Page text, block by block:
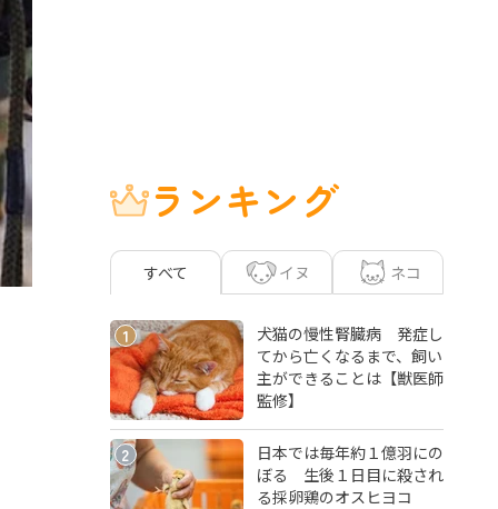
ランキング
すべて イヌ ネコ
1
犬猫の慢性腎臓病 発症し
てから亡くなるまで、飼い
主ができることは【獣医師
監修】
2
日本では毎年約１億羽にの
ぼる 生後１日目に殺され
る採卵鶏のオスヒヨコ